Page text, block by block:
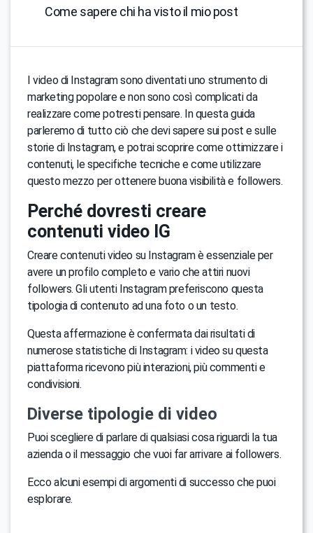
Come sapere chi ha visto il mio post
I video di Instagram sono diventati uno strumento di
marketing popolare e non sono così complicati da
realizzare come potresti pensare. In questa guida
parleremo di tutto ciò che devi sapere sui post e sulle
storie di Instagram, e potrai scoprire come ottimizzare i
contenuti, le specifiche tecniche e come utilizzare
questo mezzo per ottenere buona visibilità e followers.
Perché dovresti creare
contenuti video IG
Creare contenuti video su Instagram è essenziale per
avere un profilo completo e vario che attiri nuovi
followers. Gli utenti Instagram preferiscono questa
tipologia di contenuto ad una foto o un testo.
Questa affermazione è confermata dai risultati di
numerose statistiche di Instagram: i video su questa
piattaforma ricevono più interazioni, più commenti e
condivisioni.
Diverse tipologie di video
Puoi scegliere di parlare di qualsiasi cosa riguardi la tua
azienda o il messaggio che vuoi far arrivare ai followers.
Ecco alcuni esempi di argomenti di successo che puoi
esplorare.